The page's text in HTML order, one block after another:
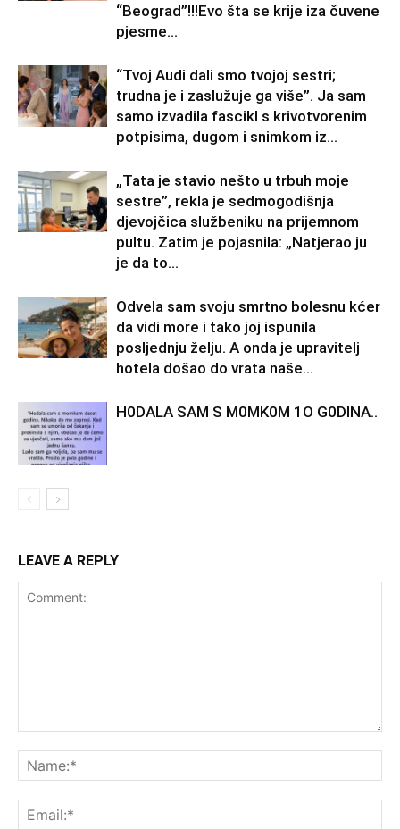
“Beograd”!!!Evo šta se krije iza čuvene
pjesme...
“Tvoj Audi dali smo tvojoj sestri;
trudna je i zaslužuje ga više”. Ja sam
samo izvadila fascikl s krivotvorenim
potpisima, dugom i snimkom iz...
„Tata je stavio nešto u trbuh moje
sestre”, rekla je sedmogodišnja
djevojčica službeniku na prijemnom
pultu. Zatim je pojasnila: „Natjerao ju
je da to...
Odvela sam svoju smrtno bolesnu kćer
da vidi more i tako joj ispunila
posljednju želju. A onda je upravitelj
hotela došao do vrata naše...
H0DALA SAM S M0MK0M 1O G0DINA..
LEAVE A REPLY